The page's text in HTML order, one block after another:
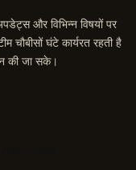
और विभिन्न विषयों पर
चौबीसों घंटे कार्यरत रहती है
की जा सके।